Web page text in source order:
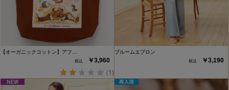
【オーガニックコットン】アフ…
￥3,960
(1)
ブルームエプロン
￥3,190